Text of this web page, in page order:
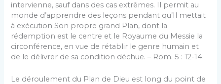
intervienne, sauf dans des cas extrêmes. Il permit au
monde d’apprendre des leçons pendant qu’Il mettait
à exécution Son propre grand Plan, dont la
rédemption est le centre et le Royaume du Messie la
circonférence, en vue de rétablir le genre humain et
de le délivrer de sa condition déchue. – Rom. 5 : 12-14.
Le déroulement du Plan de Dieu est long du point de